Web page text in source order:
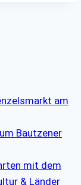
am
Bautzener
mit dem
& Länder